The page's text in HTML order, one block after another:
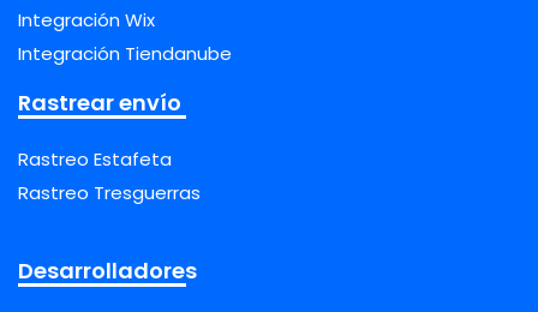
Integración Wix
Integración Tiendanube
Rastrear envío
Rastreo Estafeta
Rastreo Tresguerras
Desarrolladores